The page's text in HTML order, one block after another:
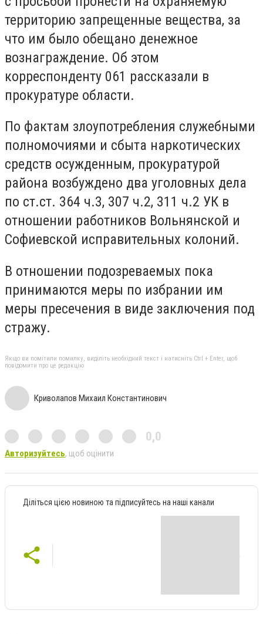
территорию запрещенные вещества, за
что им было обещано денежное
вознаграждение. Об этом
корреспонденту 061 рассказали в
прокуратуре области.
По фактам злоупотребления служебными
полномочиями и сбыта наркотических
средств осужденным, прокуратурой
района возбуждено два уголовных дела
по ст.ст. 364 ч.3, 307 ч.2, 311 ч.2 УК в
отношении работников Вольнянской и
Софиевской исправительных колоний.
В отношении подозреваемых пока
принимаются меры по избрании им
меры пресечения в виде заключения под
стражу.
Якщо ви помітили помилку, виділіть необхідний текст і натисніть Ctrl + Enter, щоб
повідомити про це редакцію
Криволапов Михаил Константинович
0,0
Авторизуйтесь, щоб оцінити
Діліться цією новиною та підписуйтесь на наші канали